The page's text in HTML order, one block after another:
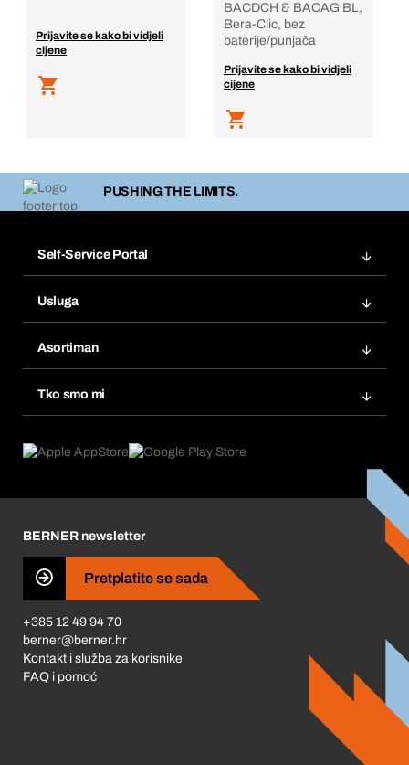
Prijavite se kako bi vidjeli
cijene
BACDCH & BACAG BL,
Bera-Clic, bez
baterije/punjača
Prijavite se kako bi vidjeli
cijene
PUSHING THE LIMITS.
Self-Service Portal
Popisi želja
Ponovno naručivanje
Pretplate
Usluga
Tražitelji proizvoda
Asortiman
Tko smo mi
Što nas pokreće
Business Conduct
BERNER newsletter
Pretplatite se sada
+385 12 49 94 70
berner@berner.hr
Kontakt i služba za korisnike
FAQ i pomoć